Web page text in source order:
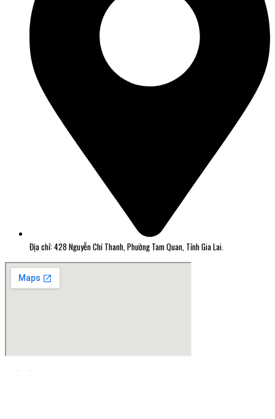
Địa chỉ: 428 Nguyễn Chí Thanh, Phường Tam Quan, Tỉnh Gia Lai.
Thiết kế web Quy Nhơn Greensoft.vn